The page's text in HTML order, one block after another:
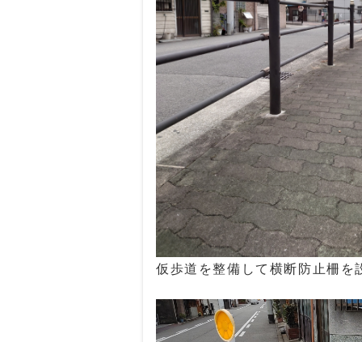
仮歩道を整備して横断防止柵を